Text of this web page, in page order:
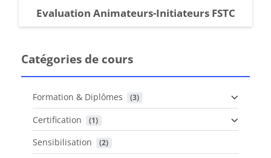
Evaluation Animateurs-Initiateurs FSTC
Catégories de cours
Formation & Diplômes (3)
Certification (1)
Sensibilisation (2)